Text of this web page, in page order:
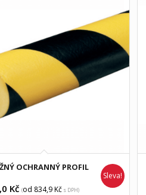
OCHRANNÝ PROFIL
Kč (od 834,9Kčs DPH)
Sleva!